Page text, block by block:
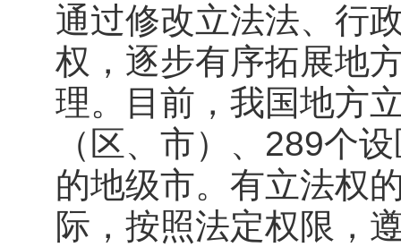
通过修改立法法、行
权，逐步有序拓展地
理。目前，我国地方
（区、市）、289个
的地级市。有立法权
际，按照法定权限，